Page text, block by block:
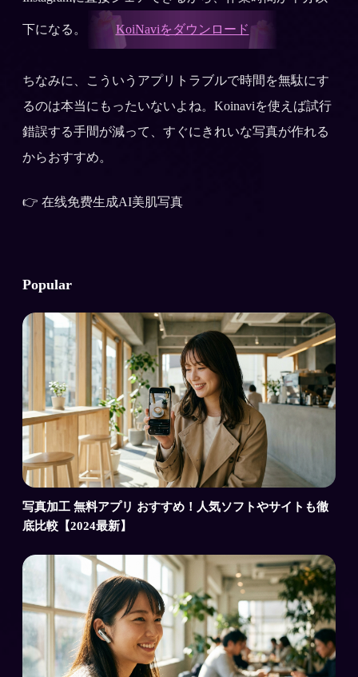
下になる。 KoiNaviをダウンロード
ちなみに、こういうアプリトラブルで時間を無駄にす
るのは本当にもったいないよね。Koinaviを使えば試行
錯誤する手間が減って、すぐにきれいな写真が作れる
からおすすめ。
👉 在线免费生成AI美肌写真
Popular
写真加工 無料アプリ おすすめ！人気ソフトやサイトも徹
底比較【2024最新】